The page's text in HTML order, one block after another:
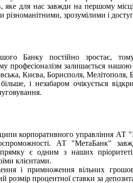
яке для нас завжди на першому
різноманітними, зрозумілими і
Банку постійно зростає,
професіоналізм залишається
Києва, Борисполя, Мелітополя,
і незабаром очікується
корпоративного управління АТ
АТ "МетаБанк"
є одним з наших
клієнтами.
і примноження вільних
розмір процентної ставки за